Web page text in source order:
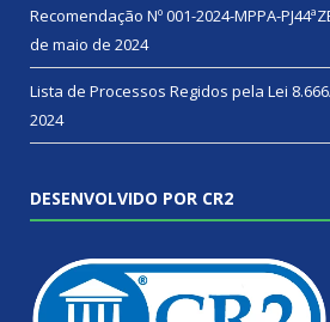
Recomendação Nº 001-2024-MPPA-
de maio de 2024
Lista de Processos Regidos pela Lei
2024
DESENVOLVIDO POR CR2